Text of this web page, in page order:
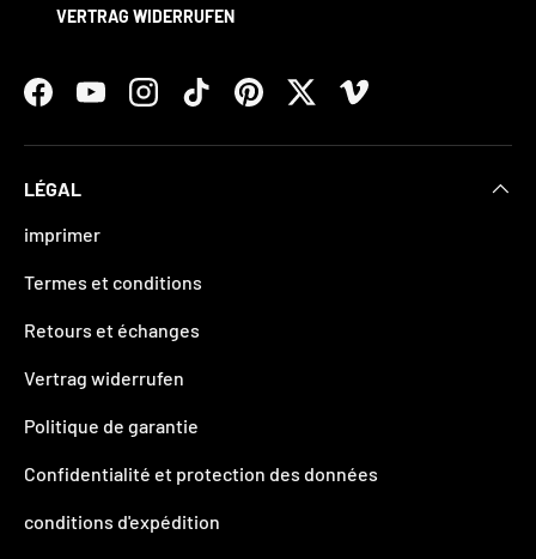
VERTRAG WIDERRUFEN
FacebookYouTubeInstagramTikTokPinterestTwitterVimeo
LÉGAL
imprimer
Termes et conditions
Retours et échanges
Vertrag widerrufen
Politique de garantie
Confidentialité et protection des données
conditions d'expédition